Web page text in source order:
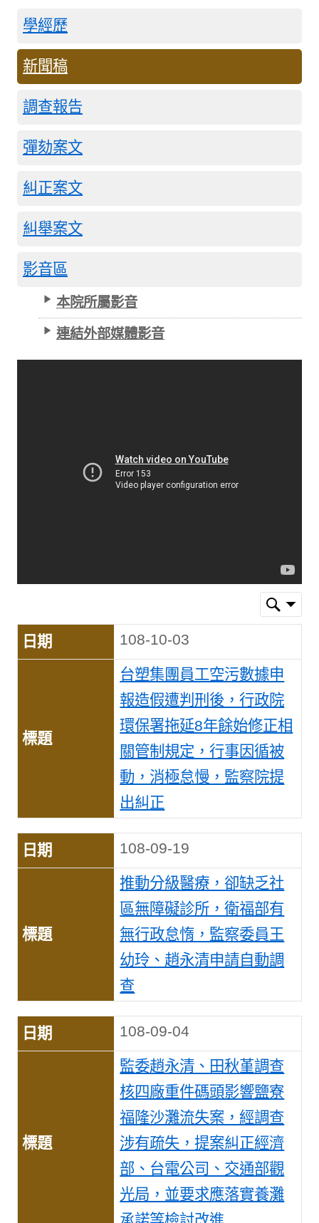
學經歷
新聞稿
調查報告
彈劾案文
糾正案文
糾舉案文
影音區
本院所屬影音
連結外部媒體影音
108-10-03
台塑集團員工空污數據申
報造假遭判刑後，行政院
環保署拖延8年餘始修正相
關管制規定，行事因循被
動，消極怠慢，監察院提
出糾正
108-09-19
推動分級醫療，卻缺乏社
區無障礙診所，衛福部有
無行政怠惰，監察委員王
幼玲、趙永清申請自動調
查
108-09-04
監委趙永清、田秋堇調查
核四廠重件碼頭影響鹽寮
福隆沙灘流失案，經調查
涉有疏失，提案糾正經濟
部、台電公司、交通部觀
光局，並要求應落實養灘